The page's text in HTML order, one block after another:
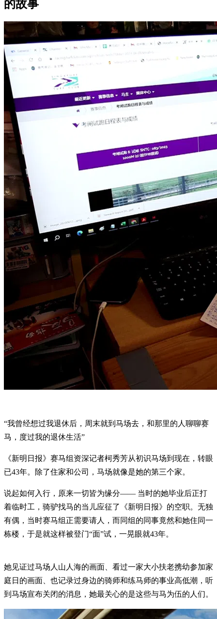
的故事
“我曾经想过我退休后，周末就到马场去，和那里的人聊聊赛
马，度过我的退休生活”
《新明日报》赛马组资深记者柯秀芳从初识马场到现在，转眼
已43年。除了住家和公司，马场就像是她的第三个家。
说起如何入行，原来一切皆为缘分—— 当时的她毕业后正打
着临时工，骑驴找马的当儿应征了《新明日报》的空职。无独
有偶，当时赛马组正需要请人，而同组的同事竟然和她住同一
栋楼，于是就这样被登门“面”试，一晃眼就43年。
她见证过马场人山人海的画面、看过一家大小扶老携幼参加家
庭日的画面、也记录过身边的骑师和练马师的事业高低潮，听
到马场宣布关闭的消息，她最关心的是这些与马为伍的人们。